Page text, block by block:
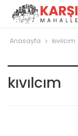
Anasayfa kıvılcım
kıvılcım